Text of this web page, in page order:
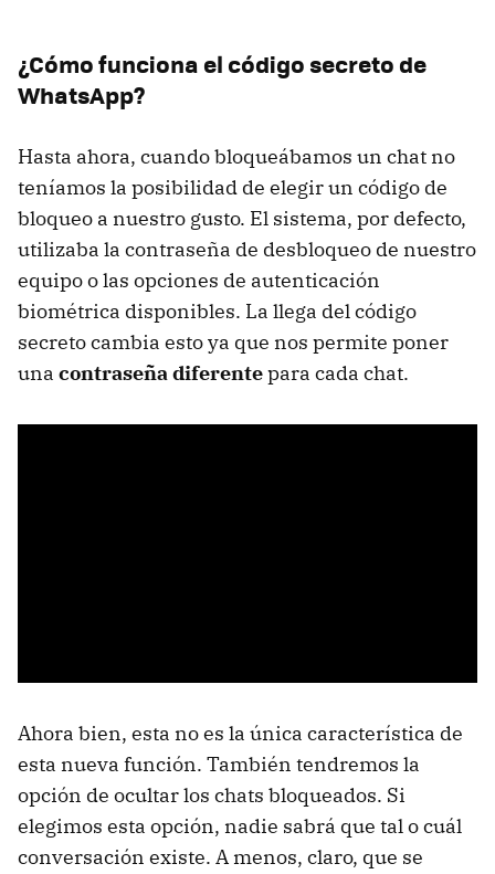
¿Cómo funciona el código secreto de
WhatsApp?
Hasta ahora, cuando bloqueábamos un chat no
teníamos la posibilidad de elegir un código de
bloqueo a nuestro gusto. El sistema, por defecto,
utilizaba la contraseña de desbloqueo de nuestro
equipo o las opciones de autenticación
biométrica disponibles. La llega del código
secreto cambia esto ya que nos permite poner
una contraseña diferentepara cada chat.
Ahora bien, esta no es la única característica de
esta nueva función. También tendremos la
opción de ocultar los chats bloqueados. Si
elegimos esta opción, nadie sabrá que tal o cuál
conversación existe. A menos, claro, que se